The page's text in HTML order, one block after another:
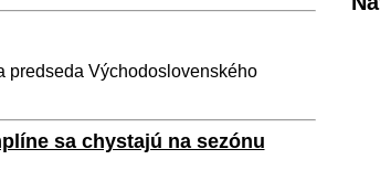
predseda Východoslovenského
sa chystajú na sezónu